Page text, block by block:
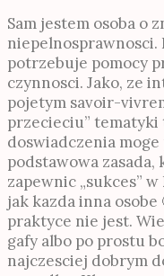
Sam jestem osoba o
niepelnosprawnosci.
potrzebuje pomocy
czynnosci. Jako, ze
pojetym savoir-
przecieciu” tematyki
doswiadczenia
podstawowa
zapewnic „sukces”
jak kazda inna osobe
praktyce nie jest.
gafy albo po prostu
najczesciej dobrym